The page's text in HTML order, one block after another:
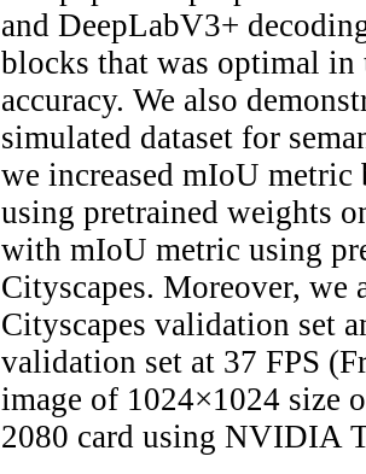
and DeepLabV3+
blocks that was optimal in
accuracy. We also
simulated dataset for
we increased mIoU
using pretrained weights
with mIoU metric using
Cityscapes. Moreover, we
Cityscapes validation set
validation set at 37 FPS
image of 1024×1024 size
2080 card using NVIDIA